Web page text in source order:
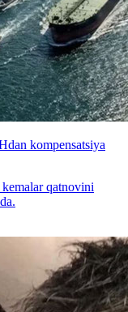
kompensatsiya
qatnovini